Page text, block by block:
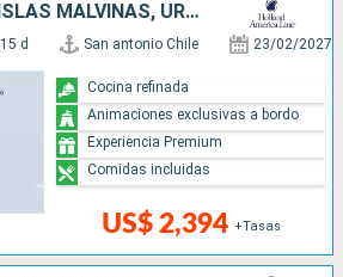
CHILE, ARGENTINA, ISLAS MALVINAS, URUGUAY
15 d San antonio Chile 23/02/2027
US$ 2,394 +Tasas
Cocina refinada
Animaciones exclusivas a bordo
Experiencia Premium
Comidas incluidas